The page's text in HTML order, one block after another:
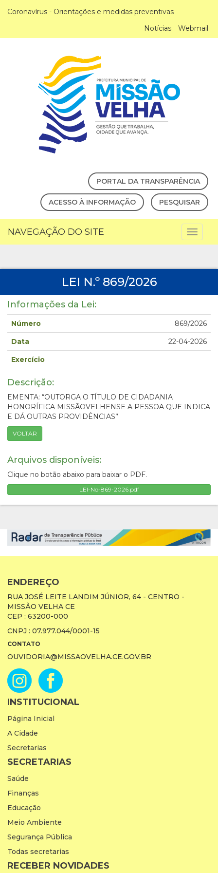
Coronavírus - Orientações e medidas preventivas
Notícias
Webmail
PORTAL DA TRANSPARÊNCIA
ACESSO À INFORMAÇÃO PESQUISAR
NAVEGAÇÃO DO SITE
LEI N.º 869/2026
Informações da Lei:
Número 869/2026
Data 22-04-2026
Exercício
Descrição:
EMENTA: “OUTORGA O TÍTULO DE CIDADANIA
HONORÍFICA MISSÃOVELHENSE A PESSOA QUE INDICA
E DÁ OUTRAS PROVIDÊNCIAS”
VOLTAR
Arquivos disponíveis:
Clique no botão abaixo para baixar o PDF.
LEI-No-869-2026.pdf
ENDEREÇO
RUA JOSÉ LEITE LANDIM JÚNIOR, 64 - CENTRO -
MISSÃO VELHA CE
CEP : 63200-000
CNPJ : 07.977.044/0001-15
CONTATO
OUVIDORIA@MISSAOVELHA.CE.GOV.BR
INSTITUCIONAL
Página Inicial
A Cidade
Secretarias
SECRETARIAS
Saúde
Finanças
Educação
Meio Ambiente
Segurança Pública
Todas secretarias
RECEBER NOVIDADES